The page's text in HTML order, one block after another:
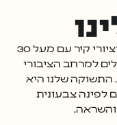
אנחנו בן לוי ודרור פריד אמני גרפיטי וציורי קיר עם מעל 30
למרחב הציבורי
התשוקה שלנו היא
לפינה צבעונית
והשראה.